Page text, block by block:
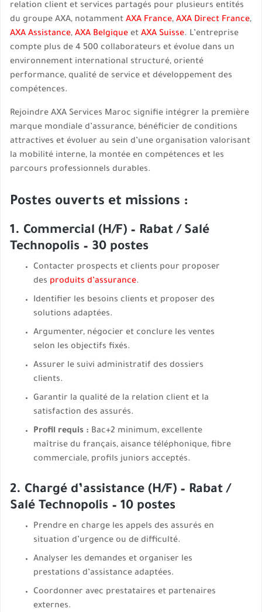
relation client et services partagés pour plusieurs entités
du groupe AXA, notamment AXA France, AXA Direct France,
AXA Assistance, AXA Belgique et AXA Suisse. L’entreprise
compte plus de 4 500 collaborateurs et évolue dans un
environnement international structuré, orienté
performance, qualité de service et développement des
compétences.
Rejoindre AXA Services Maroc signifie intégrer la première
marque mondiale d’assurance, bénéficier de conditions
attractives et évoluer au sein d’une organisation valorisant
la mobilité interne, la montée en compétences et les
parcours professionnels durables.
Postes ouverts et missions :
1. Commercial (H/F) – Rabat / Salé
Technopolis – 30 postes
Contacter prospects et clients pour proposer
des produits d’assurance.
Identifier les besoins clients et proposer des
solutions adaptées.
Argumenter, négocier et conclure les ventes
selon les objectifs fixés.
Assurer le suivi administratif des dossiers
clients.
Garantir la qualité de la relation client et la
satisfaction des assurés.
Profil requis : Bac+2 minimum, excellente
maîtrise du français, aisance téléphonique, fibre
commerciale, profils juniors acceptés.
2. Chargé d’assistance (H/F) – Rabat /
Salé Technopolis – 10 postes
Prendre en charge les appels des assurés en
situation d’urgence ou de difficulté.
Analyser les demandes et organiser les
prestations d’assistance adaptées.
Coordonner avec prestataires et partenaires
externes.